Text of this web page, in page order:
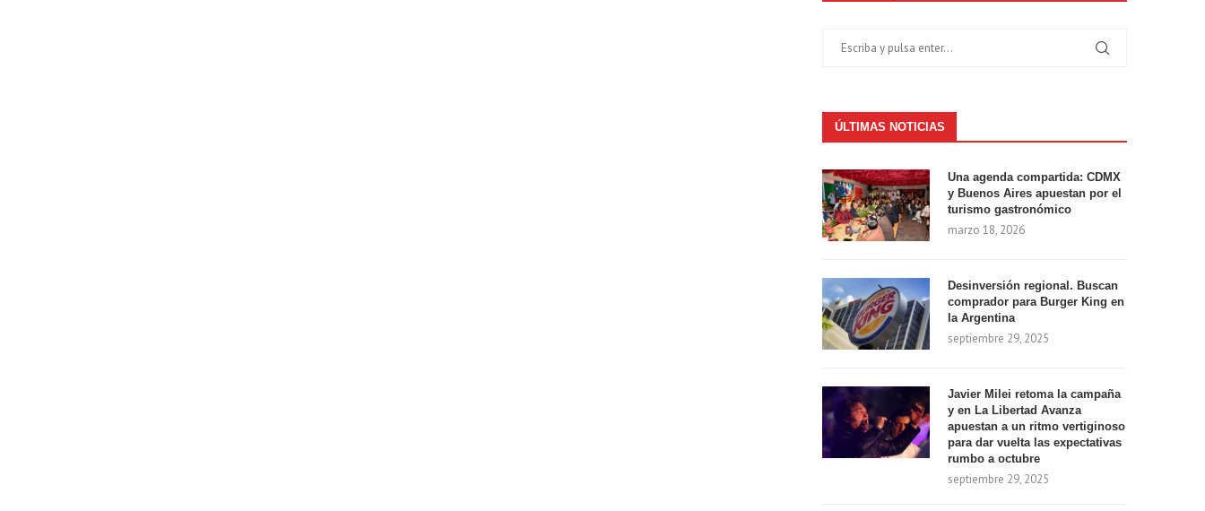
ÚLTIMAS NOTICIAS
Una agenda compartida: CDMX
y Buenos Aires apuestan por el
turismo gastronómico
marzo 18, 2026
Desinversión regional. Buscan
comprador para Burger King en
la Argentina
septiembre 29, 2025
Javier Milei retoma la campaña
y en La Libertad Avanza
apuestan a un ritmo vertiginoso
para dar vuelta las expectativas
rumbo a octubre
septiembre 29, 2025